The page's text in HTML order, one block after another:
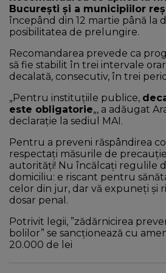
Bucureşti şi a municipiilor
începând din 12 martie până la
posibilitatea de prelungire.
Recomandarea prevede ca
să fie stabilit în trei intervale
decalată, consecutiv, în trei
„Pentru instituţiile publice,
este obligatorie„, a adăugat
declaraţie la sediul MAI.
Pentru a preveni răspândirea
respectaţi măsurile de
autorităţi! Nu încălcaţi regulile
domiciliu: e riscant pentru
celor din jur, dar vă expuneţi şi
dosar penal.
Potrivit legii, ”zădărnicirea
bolilor” se sancţionează cu
20.000 de lei